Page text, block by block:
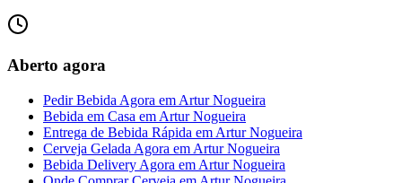
Aberto agora
Pedir Bebida Agora em Artur Nogueira
Bebida em Casa em Artur Nogueira
Entrega de Bebida Rápida em Artur Nogueira
Cerveja Gelada Agora em Artur Nogueira
Bebida Delivery Agora em Artur Nogueira